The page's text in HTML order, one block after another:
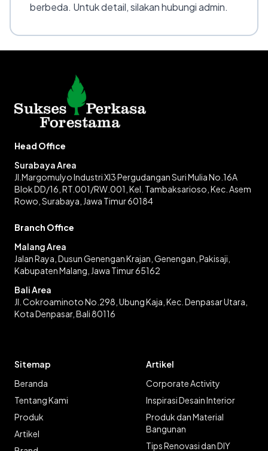
berbeda. Untuk detail, silakan hubungi admin.
Head Office
Surabaya Area
Jl.Margomulyo Industri XI3 Pergudangan Suri Mulia No.16A
Blok DD/16, RT.001/RW.001, Kel. Tambaksarioso, Kec. Asem
Rowo, Surabaya, Jawa Timur 60184
Branch Office
Malang Area
Jalan Raya, Dusun Genengan Krajan, Genengan, Pakisaji,
Kabupaten Malang, Jawa Timur 65162
Bali Area
Jl. Cokroaminoto No.298, Ubung Kaja, Kec. Denpasar Utara,
Kota Denpasar, Bali 80116
Sitemap
Beranda
Tentang Kami
Produk
Artikel
Artikel
Corporate Activity
Inspirasi Desain Interior
Produk dan Material
Bangunan
Tips Renovasi dan DIY